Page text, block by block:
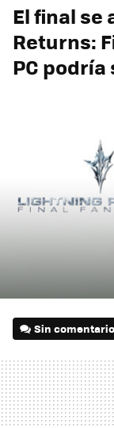
El final
Returns:
PC
Sin